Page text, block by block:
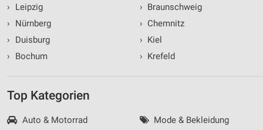
›
Leipzig
›
Nürnberg
›
Duisburg
›
Bochum
› Braunschweig
› Chemnitz
› Kiel
› Krefeld
Top Kategorien
Auto & Motorrad
Mode & Bekleidung